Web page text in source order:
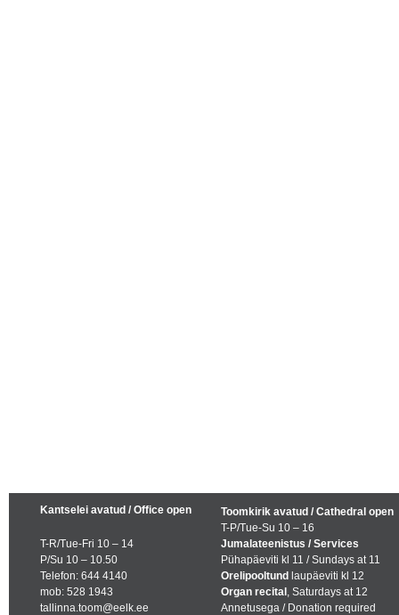
Kantselei avatud / Office open
T-R/Tue-Fri 10 – 14
P/Su 10 – 10.50
Telefon: 644 4140
mob: 528 1943
tallinna.toom@eelk.ee
Toomkirik avatud / Cathedral open
T-P/Tue-Su 10 – 16
Jumalateenistus / Services
Pühapäeviti kl 11 / Sundays at 11
Orelipooltund laupäeviti kl 12
Organ recital , Saturdays at 12
Annetusega / Donation required